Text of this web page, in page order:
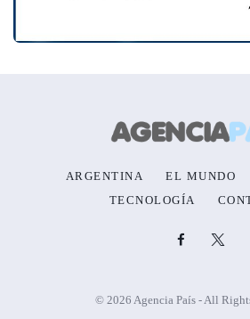
ARGENTINA EL MUNDO
TECNOLOGÍA
© 2026 Agencia País - All